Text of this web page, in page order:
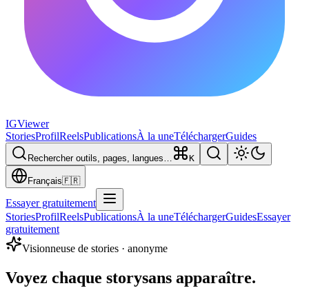
IGViewer
StoriesProfilReelsPublicationsÀ la uneTéléchargerGuides
Rechercher outils, pages, langues… K
Français🇫🇷
Essayer gratuitement
StoriesProfilReelsPublicationsÀ la uneTéléchargerGuidesEssayer
gratuitement
Visionneuse de stories · anonyme
Voyez chaque storysans apparaître.